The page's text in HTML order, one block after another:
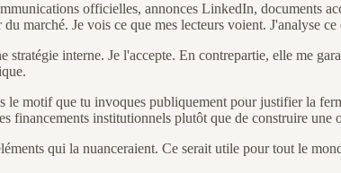
officielles, annonces LinkedIn, documents
marché. Je vois ce que mes lecteurs voient. J'analyse
interne. Je l'accepte. En contrepartie, elle me
le motif que tu invoques publiquement pour justifier la
financements institutionnels plutôt que de construire une
qui la nuanceraient. Ce serait utile pour tout le